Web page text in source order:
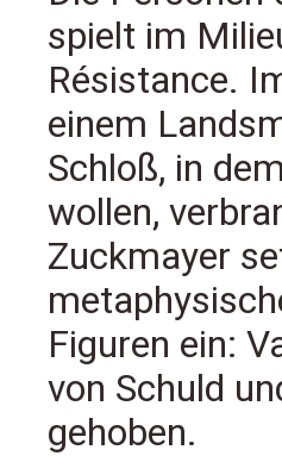
spielt im
Résistance.
einem
Schloß, in
wollen,
Zuckmayer
Figuren ein:
von Schuld
gehoben.